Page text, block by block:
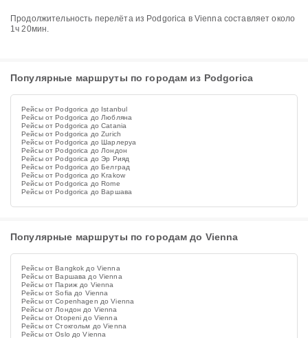
Продолжительность перелёта из Podgorica в Vienna составляет около
1ч 20мин.
Популярные маршруты по городам из Podgorica
Рейсы от Podgorica до Istanbul
Рейсы от Podgorica до Любляна
Рейсы от Podgorica до Catania
Рейсы от Podgorica до Zurich
Рейсы от Podgorica до Шарлеруа
Рейсы от Podgorica до Лондон
Рейсы от Podgorica до Эр Рияд
Рейсы от Podgorica до Белград
Рейсы от Podgorica до Krakow
Рейсы от Podgorica до Rome
Рейсы от Podgorica до Варшава
Популярные маршруты по городам до Vienna
Рейсы от Bangkok до Vienna
Рейсы от Варшава до Vienna
Рейсы от Париж до Vienna
Рейсы от Sofia до Vienna
Рейсы от Copenhagen до Vienna
Рейсы от Лондон до Vienna
Рейсы от Otopeni до Vienna
Рейсы от Стокгольм до Vienna
Рейсы от Oslo до Vienna